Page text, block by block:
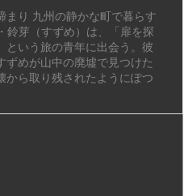
まり 九州の静かな町で暮らす
鈴芽（すずめ）は、「扉を探
という旅の青年に出会う。彼
ずめが山中の廃墟で見つけた
から取り残されたようにぽつ